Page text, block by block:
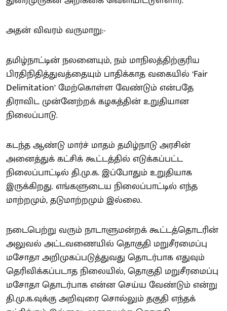
அதன் விவரம் வருமாறு:-
தமிழ்நாட்டின் நலனையும், நம் மாநிலத்திற்குரிய
பிரதிநிதித்துவத்தையும் பாதிக்காத வகையில் ‘Fair
Delimitation’ மேற்கொள்ள வேண்டும் என்பதே
திராவிட முன்னேற்றக் கழகத்தின் உறுதியான
நிலைப்பாடு.
கடந்த ஆண்டு மார்ச் மாதம் தமிழ்நாடு அரசின்
அனைத்துக் கட்சிக் கூட்டத்தில் எடுக்கப்பட்ட
நிலைப்பாட்டில் தி.மு.க. இப்போதும் உறுதியாக
இருக்கிறது. எங்களுடைய நிலைப்பாட்டில் எந்த
மாற்றமும், தடுமாற்றமும் இல்லை.
நடைபெற்று வரும் நாடாளுமன்றக் கூட்டத்தொடரின்
அலுவல் அட்டவணையில் தொகுதி மறுசீரமைப்பு
மசோதா அறிமுகப்படுத்துவது தொடர்பாக எதுவும்
தெரிவிக்கப்படாத நிலையில், தொகுதி மறுசீரமைப்பு
மசோதா தொடர்பாக என்ன செய்ய வேண்டும் என்று
தி.மு.க.வுக்கு அறிவுரை சொல்லும் தகுதி எந்தக்